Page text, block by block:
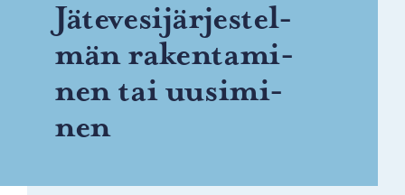
Jä­te­ve­si­jär­jes­tel­
män ra­ken­ta­mi­
nen tai uusi­mi­
nen